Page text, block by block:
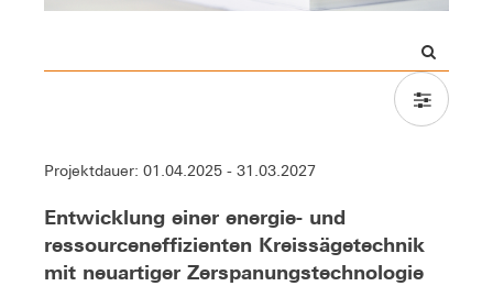
Projektdauer: 01.04.2025 - 31.03.2027
Entwicklung einer energie- und
ressourceneffizienten Kreissägetechnik
mit neuartiger Zerspanungstechnologie